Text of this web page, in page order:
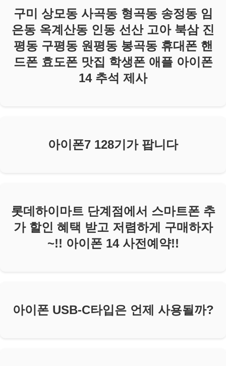
구미 상모동 사곡동 형곡동 송정동 임
은동 옥계산동 인동 선산 고아 북삼 진
평동 구평동 원평동 봉곡동 휴대폰 핸
드폰 효도폰 맛집 학생폰 애플 아이폰
14 추석 제사
아이폰7 128기가 팝니다
롯데하이마트 단계점에서 스마트폰 추
가 할인 혜택 받고 저렴하게 구매하자
~!! 아이폰 14 사전예약!!
아이폰 USB-C타입은 언제 사용될까?